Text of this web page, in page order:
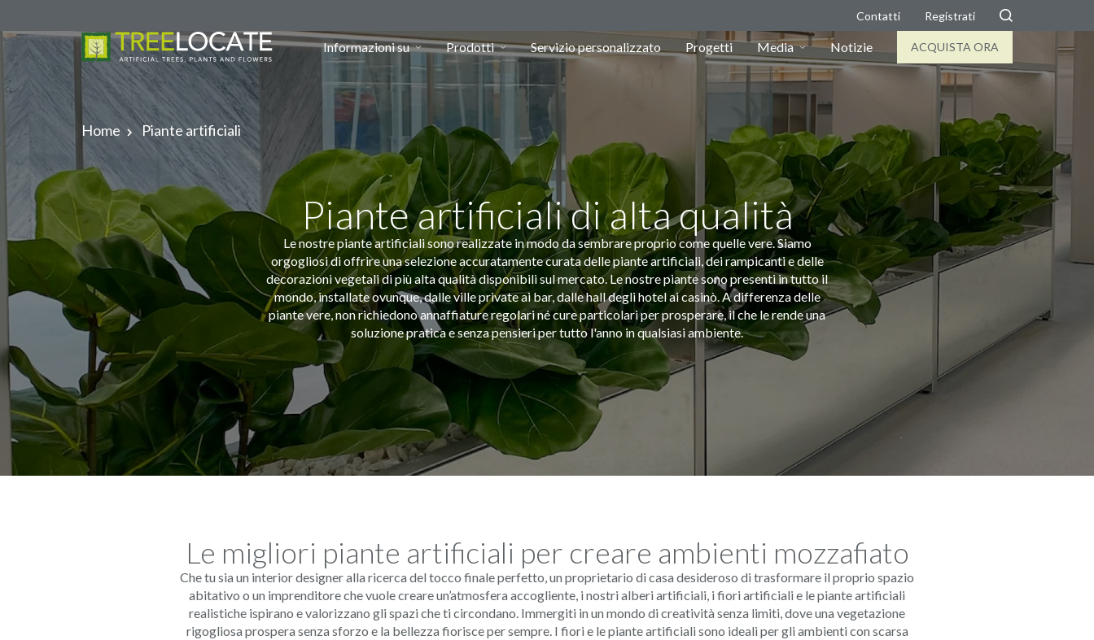
Contatti Registrati
Informazioni su Prodotti Servizio personalizzato Progetti Media Notizie ACQUISTA ORA
Home Piante artificiali
Piante artificiali di alta qualità
Le nostre piante artificiali sono realizzate in modo da sembrare proprio come quelle vere. Siamo
orgogliosi di offrire una selezione accuratamente curata delle piante artificiali, dei rampicanti e delle
decorazioni vegetali di più alta qualità disponibili sul mercato. Le nostre piante sono presenti in tutto il
mondo, installate ovunque, dalle ville private ai bar, dalle hall degli hotel ai casinò. A differenza delle
piante vere, non richiedono annaffiature regolari né cure particolari per prosperare, il che le rende una
soluzione pratica e senza pensieri per tutto l'anno in qualsiasi ambiente.
Le migliori piante artificiali per creare ambienti mozzafiato
Che tu sia un interior designer alla ricerca del tocco finale perfetto, un proprietario di casa desideroso di trasformare il proprio spazio
abitativo o un imprenditore che vuole creare un’atmosfera accogliente, i nostri alberi artificiali, i fiori artificiali e le piante artificiali
realistiche ispirano e valorizzano gli spazi che ti circondano. Immergiti in un mondo di creatività senza limiti, dove una vegetazione
rigogliosa prospera senza sforzo e la bellezza fiorisce per sempre. I fiori e le piante artificiali sono ideali per gli ambienti con scarsa